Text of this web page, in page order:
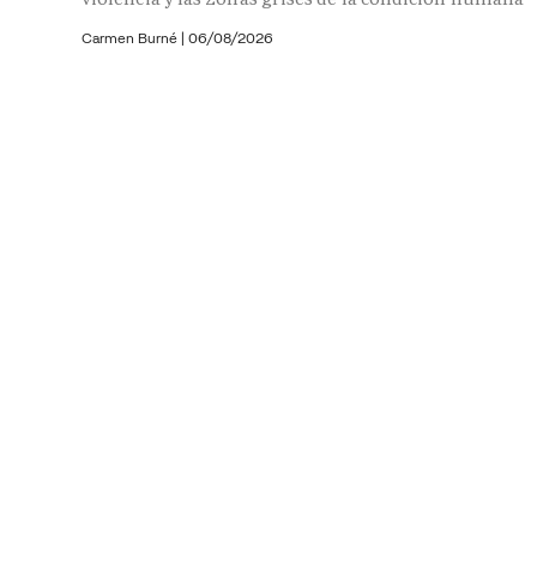
Carmen Burné | 06/08/2026